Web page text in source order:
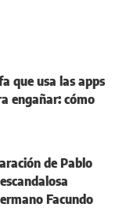
que usa las apps
engañar: cómo
de Pablo
Facundo